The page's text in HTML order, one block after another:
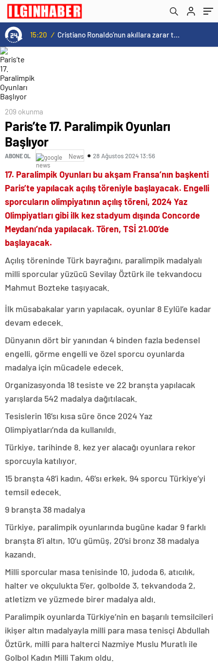
15:20 Cristiano Ronaldo’nun akıllara zarar tüm kariyerinin istatistiğini çıkardık !
209 okunma
Paris’te 17. Paralimpik Oyunları
Başlıyor
ABONE OL News 28 Ağustos 2024 13:56
17. Paralimpik Oyunları bu akşam Fransa’nın başkenti
Paris’te yapılacak açılış töreniyle başlayacak. Engelli
sporcuların olimpiyatının açılış töreni, 2024 Yaz
Olimpiyatları gibi ilk kez stadyum dışında Concorde
Meydanı’nda yapılacak. Tören, TSİ 21.00’de
başlayacak.
Açılış töreninde Türk bayrağını, paralimpik madalyalı
milli sporcular yüzücü Sevilay Öztürk ile tekvandocu
Mahmut Bozteke taşıyacak.
İlk müsabakalar yarın yapılacak, oyunlar 8 Eylül’e kadar
devam edecek.
Dünyanın dört bir yanından 4 binden fazla bedensel
engelli, görme engelli ve özel sporcu oyunlarda
madalya için mücadele edecek.
Organizasyonda 18 tesiste ve 22 branşta yapılacak
yarışlarda 542 madalya dağıtılacak.
Tesislerin 16’sı kısa süre önce 2024 Yaz
Olimpiyatları’nda da kullanıldı.
Türkiye, tarihinde 8. kez yer alacağı oyunlara rekor
sporcuyla katılıyor.
15 branşta 48’i kadın, 46’sı erkek, 94 sporcu Türkiye’yi
temsil edecek.
9 branşta 38 madalya
Türkiye, paralimpik oyunlarında bugüne kadar 9 farklı
branşta 8’i altın, 10’u gümüş, 20’si bronz 38 madalya
kazandı.
Milli sporcular masa tenisinde 10, judoda 6, atıcılık,
halter ve okçulukta 5’er, golbolde 3, tekvandoda 2,
atletizm ve yüzmede birer madalya aldı.
Paralimpik oyunlarda Türkiye’nin en başarılı temsilcileri
ikişer altın madalyayla milli para masa tenisçi Abdullah
Öztürk, milli para halterci Nazmiye Muslu Muratlı ile
Golbol Kadın Milli Takım oldu.